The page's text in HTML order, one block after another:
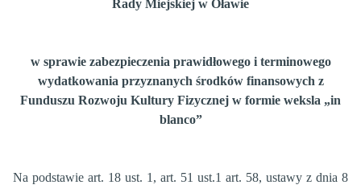
Rady Miejskiej w Oławie
w sprawie zabezpieczenia prawidłowego i terminowego
wydatkowania przyznanych środków finansowych z
Funduszu Rozwoju Kultury Fizycznej w formie weksla „in
blanco”
Na podstawie art. 18 ust. 1, art. 51 ust.1 art. 58, ustawy z dnia 8